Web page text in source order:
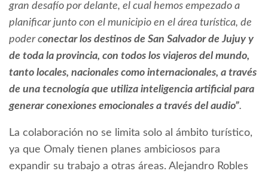
gran desafío por delante, el cual hemos empezado a
planificar junto con el municipio en el área turística, de
poder conectar los destinos de San Salvador de Jujuy y
de toda la provincia, con todos los viajeros del mundo,
tanto locales, nacionales como internacionales, a través
de una tecnología que utiliza inteligencia artificial para
generar conexiones emocionales a través del audio”.
La colaboración no se limita solo al ámbito turístico,
ya que Omaly tienen planes ambiciosos para
expandir su trabajo a otras áreas. Alejandro Robles